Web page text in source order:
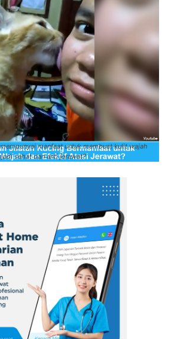
manfaat untuk membuat kulit wajah
sehat dan anti jerawat?